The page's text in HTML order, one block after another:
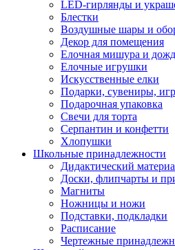
LED-гирлянды и
Блестки
Воздушные шары и
Декор для помещения
Елочная мишура и
Елочные игрушки
Искусственные елки
Подарки, сувениры,
Подарочная упаковка
Свечи для торта
Серпантин и конфетти
Хлопушки
Школьные принадлежности
Дидактический
Доски, флипчарты и
Магниты
Ножницы и ножи
Подставки, подкладки
Расписание
Чертежные